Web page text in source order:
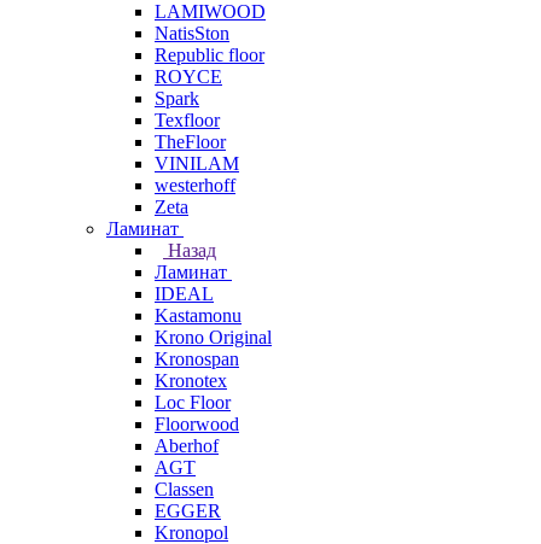
LAMIWOOD
NatisSton
Republic floor
ROYCE
Spark
Texfloor
TheFloor
VINILAM
westerhoff
Zeta
Ламинат
Назад
Ламинат
IDEAL
Kastamonu
Krono Original
Kronospan
Kronotex
Loc Floor
Floorwood
Aberhof
AGT
Classen
EGGER
Kronopol